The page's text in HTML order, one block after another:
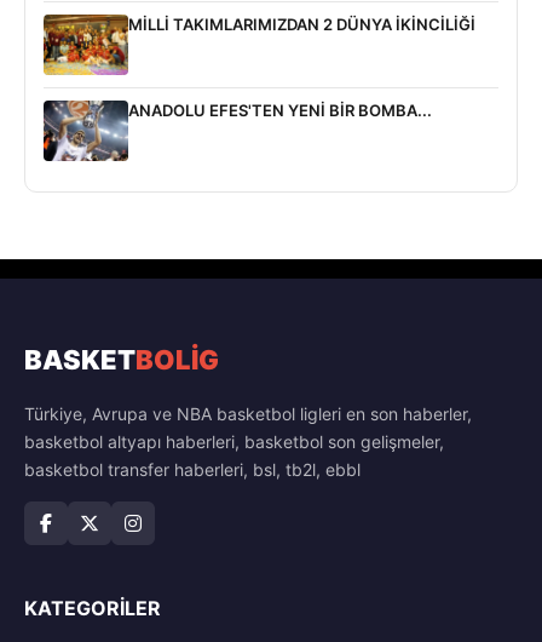
MİLLİ TAKIMLARIMIZDAN 2 DÜNYA İKİNCİLİĞİ
ANADOLU EFES'TEN YENİ BİR BOMBA...
BASKETBOLİG
Türkiye, Avrupa ve NBA basketbol ligleri en son haberler,
basketbol altyapı haberleri, basketbol son gelişmeler,
basketbol transfer haberleri, bsl, tb2l, ebbl
KATEGORILER